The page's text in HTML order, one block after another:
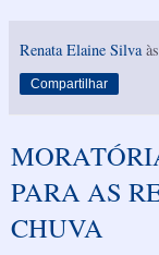
Renata Elaine Silva às
Compartilhar
PARA AS
CHUVA